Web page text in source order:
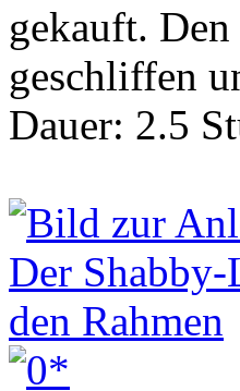
gekauft.
geschliffen
Dauer: 2.5